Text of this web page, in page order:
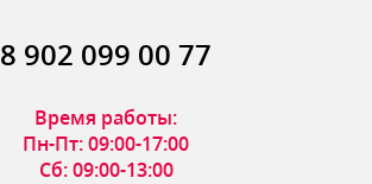
8 902 099 00 77
Время работы:
Пн-Пт: 09:00-17:00
Сб: 09:00-13:00